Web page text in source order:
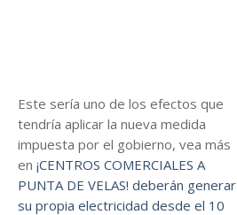
Este sería uno de los efectos que
tendría aplicar la nueva medida
impuesta por el gobierno, vea más
en ¡CENTROS COMERCIALES A
PUNTA DE VELAS! deberán generar
su propia electricidad desde el 10